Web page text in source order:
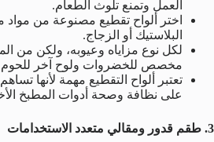
العمل وتمنع تلوث الطعام.
اختر ألواح تقطيع مصنوعة من مواد
البلاستيك أو الزجاج.
لكل نوع مزاياه وعيوبه، ولكن من
مخصص للخضروات ولوح آخر للحوم
تعتبر ألواح التقطيع مهمة لأنها
على نظافة وصحة أدوات المطبخ
3. طقم قدور ومقالي متعدد الاستخدامات